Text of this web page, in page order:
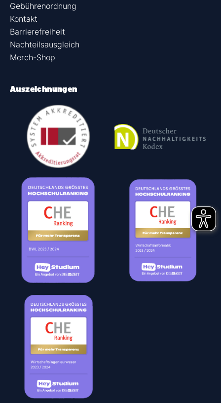
Gebührenordnung
Kontakt
Barrierefreiheit
Nachteilsausgleich
Merch-Shop
Auszeichnungen